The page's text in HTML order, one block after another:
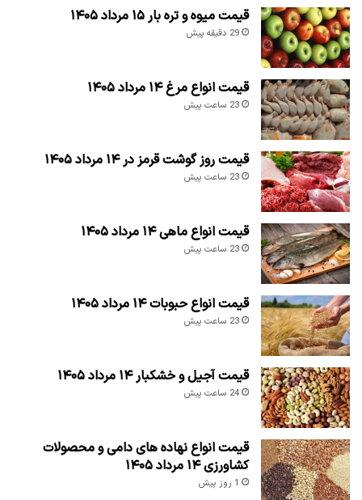
قیمت میوه و تره بار ۱۵ مرداد ۱۴۰۵
29 دقیقه پیش
قیمت انواع مرغ ۱۴ مرداد ۱۴۰۵
23 ساعت پیش
قیمت روز گوشت قرمز در ۱۴ مرداد ۱۴۰۵
23 ساعت پیش
قیمت انواع ماهی ۱۴ مرداد ۱۴۰۵
23 ساعت پیش
قیمت انواع حبوبات ۱۴ مرداد ۱۴۰۵
23 ساعت پیش
قیمت آجیل و خشکبار ۱۴ مرداد ۱۴۰۵
24 ساعت پیش
قیمت انواع نهاده های دامی و محصولات
کشاورزی ۱۴ مرداد ۱۴۰۵
1 روز پیش